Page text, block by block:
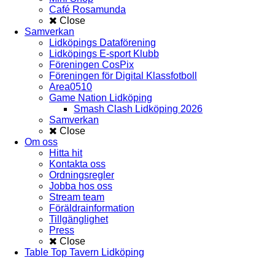
Café Rosamunda
Close
Samverkan
Lidköpings Dataförening
Lidköpings E-sport Klubb
Föreningen CosPix
Föreningen för Digital Klassfotboll
Area0510
Game Nation Lidköping
Smash Clash Lidköping 2026
Samverkan
Close
Om oss
Hitta hit
Kontakta oss
Ordningsregler
Jobba hos oss
Stream team
Föräldrainformation
Tillgänglighet
Press
Close
Table Top Tavern Lidköping